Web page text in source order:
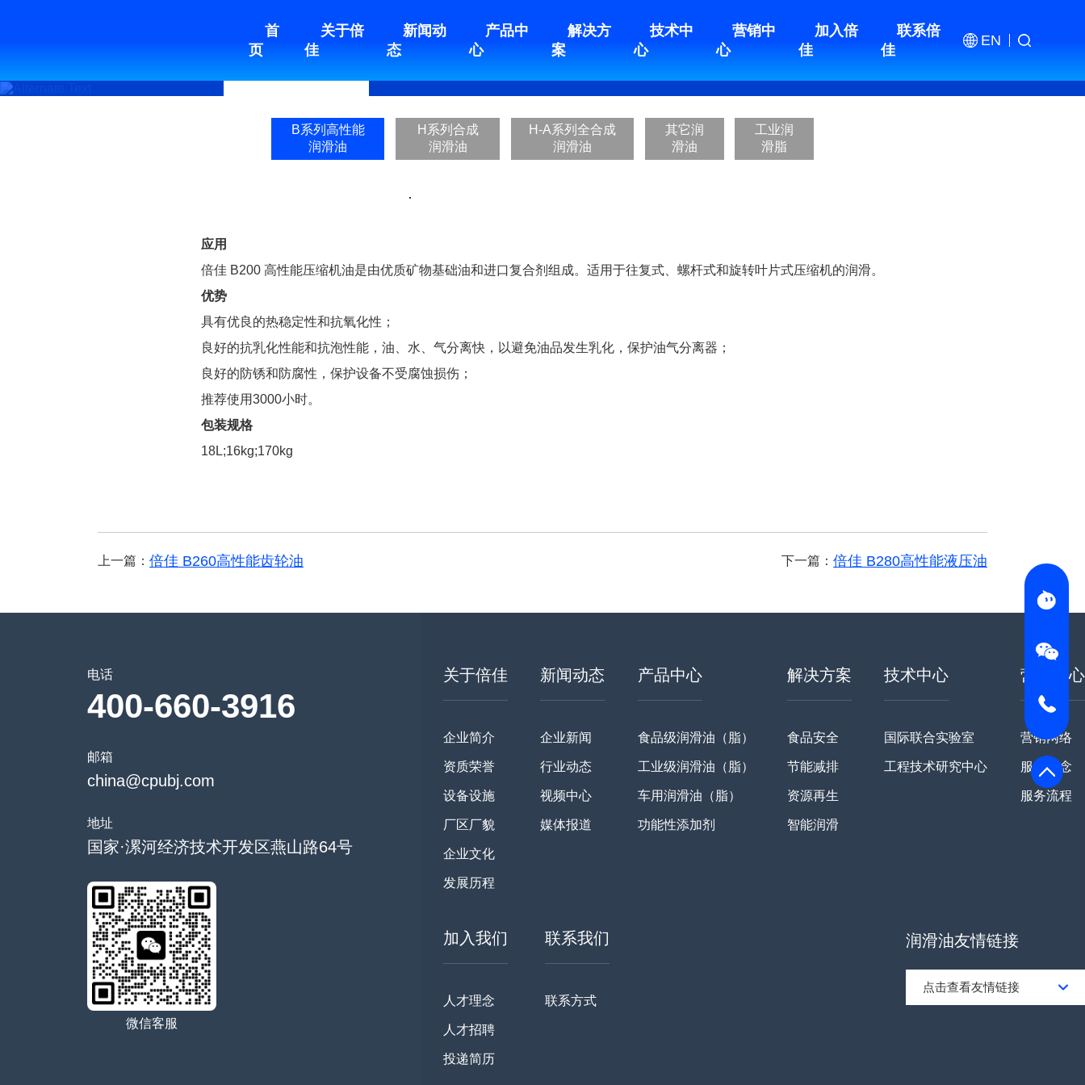
EN
首
页
关于倍
佳
新闻动
态
产品中
心
解决方
案
技术中
心
营销中
心
加入倍
佳
联系倍
佳
B系列高性能
润滑油
H系列合成
润滑油
H-A系列全合成
润滑油
其它润
滑油
工业润
滑脂
应用
倍佳 B200 高性能压缩机油是由优质矿物基础油和进口复合剂组成。适用于往复式、螺杆式和旋转叶片式压缩机的润滑。
优势
具有优良的热稳定性和抗氧化性；
良好的抗乳化性能和抗泡性能，油、水、气分离快，以避免油品发生乳化，保护油气分离器；
良好的防锈和防腐性，保护设备不受腐蚀损伤；
推荐使用3000小时。
包装规格
18L;16kg;170kg
上一篇： 倍佳 B260高性能齿轮油 下一篇：倍佳 B280高性能液压油
电话
400-660-3916
邮箱
china@cpubj.com
地址
国家·漯河经济技术开发区燕山路64号
微信客服
关于倍佳
企业简介
资质荣誉
设备设施
厂区厂貌
企业文化
发展历程
新闻动态
企业新闻
行业动态
视频中心
媒体报道
产品中心
食品级润滑油（脂）
工业级润滑油（脂）
车用润滑油（脂）
功能性添加剂
解决方案
食品安全
节能减排
资源再生
智能润滑
技术中心
国际联合实验室
工程技术研究中心
营销中心
营销网络
服务理念
服务流程
加入我们
人才理念
人才招聘
投递简历
联系我们
联系方式
润滑油友情链接
点击查看友情链接